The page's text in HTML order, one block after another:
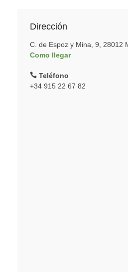
Dirección
C. de Espoz y Mina, 9, 28012
Como llegar
Teléfono
+34 915 22 67 82